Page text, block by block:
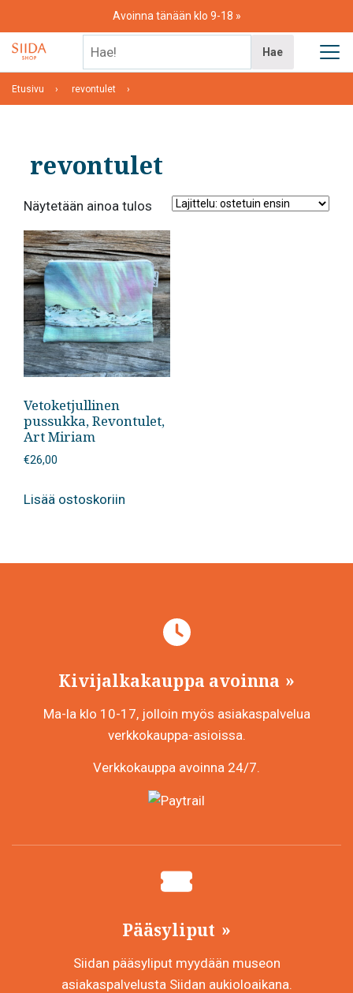
content
Avoinna tänään klo 9-18
Hae
Etusivu revontulet
revontulet
Näytetään ainoa tulos
Vetoketjullinen
pussukka, Revontulet,
Art Miriam
€26,00
Lisää ostoskoriin
Kivijalkakauppa avoinna
Ma-la klo 10-17, jolloin myös asiakaspalvelua
verkkokauppa-asioissa.
Verkkokauppa avoinna 24/7.
Pääsyliput
Siidan pääsyliput myydään museon
asiakaspalvelusta Siidan aukioloaikana.